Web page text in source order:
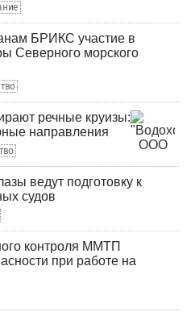
БРИКС участие в
Северного морского
речные круизы:
направления
ведут подготовку к
судов
контроля ММТП
при работе на